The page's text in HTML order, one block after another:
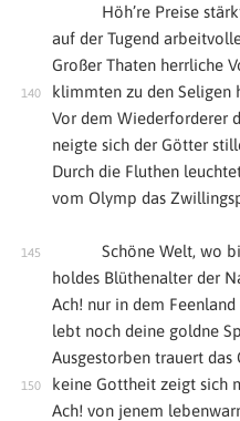
Höh’re Preise
auf der Tugend
Großer Thaten herrliche
klimmten zu den Seligen
Vor dem Wiederforderer
neigte sich der Götter
Durch die Fluthen
vom Olymp das
Schöne Welt, wo
holdes Blüthenalter der
Ach! nur in dem
lebt noch deine goldne
Ausgestorben trauert das
keine Gottheit zeigt sich
Ach! von jenem